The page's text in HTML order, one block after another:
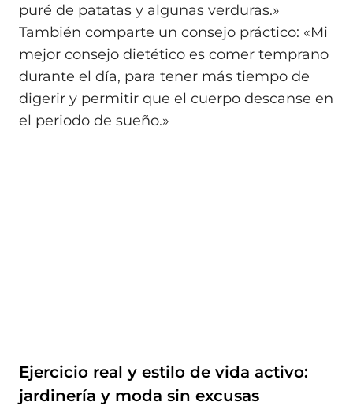
puré de patatas y algunas verduras.»
También comparte un consejo práctico: «Mi
mejor consejo dietético es comer temprano
durante el día, para tener más tiempo de
digerir y permitir que el cuerpo descanse en
el periodo de sueño.»
Ejercicio real y estilo de vida activo:
jardinería y moda sin excusas